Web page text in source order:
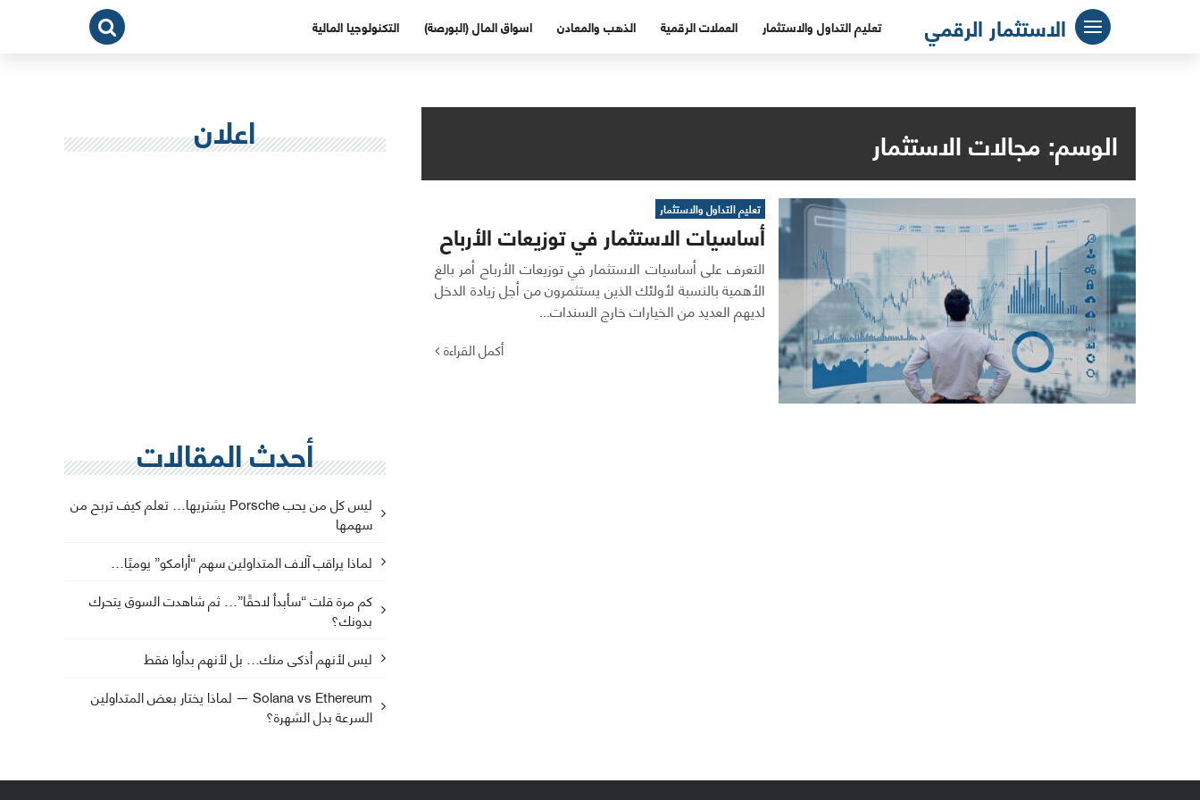
الاستثمار الرقمي تعليم التداول والاستثمار العملات الرقمية الذهب والمعادن اسواق المال (البورصة) التكنولوجيا المالية
الوسم:مجالات الاستثمار
تعليم التداول والاستثمار
أساسيات الاستثمار في توزيعات الأرباح
التعرف على أساسيات الاستثمار في توزيعات الأرباح أمر بالغ
الأهمية بالنسبة لأولئك الذين يستثمرون من أجل زيادة الدخل
لديهم العديد من الخيارات خارج السندات...
أكمل القراءة
اعلان
أحدث المقالات
ليس كل من يحب Porsche يشتريها… تعلم كيف تربح من
سهمها
لماذا يراقب آلاف المتداولين سهم “أرامكو” يوميًا…
كم مرة قلت “سأبدأ لاحقًا”… ثم شاهدت السوق يتحرك
بدونك؟
ليس لأنهم أذكى منك… بل لأنهم بدأوا فقط
Solana vs Ethereum — لماذا يختار بعض المتداولين
السرعة بدل الشهرة؟